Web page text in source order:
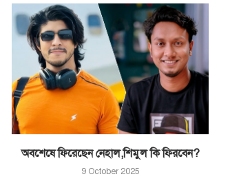
অবশেষে ফিরেছেন নেহাল,শিমুল কি ফিরবেন?
9 October 2025